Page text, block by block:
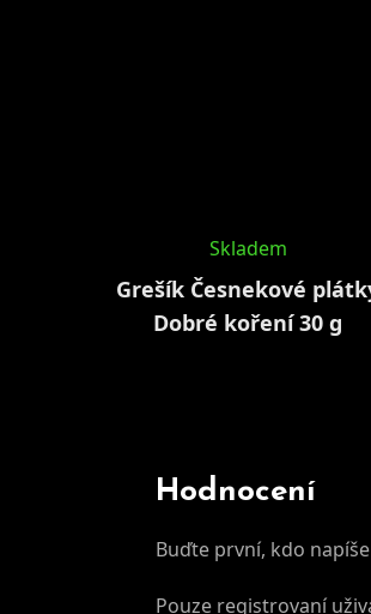
Grešík Česnekové
Dobré koření 30 g
Skladem
Hodnocení
Buďte první, kdo
Pouze registrovaní